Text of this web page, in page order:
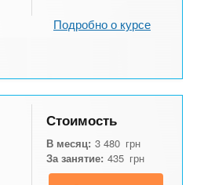
Подробно о курсе
Стоимость
В месяц: 3 480 грн
За занятие: 435 грн